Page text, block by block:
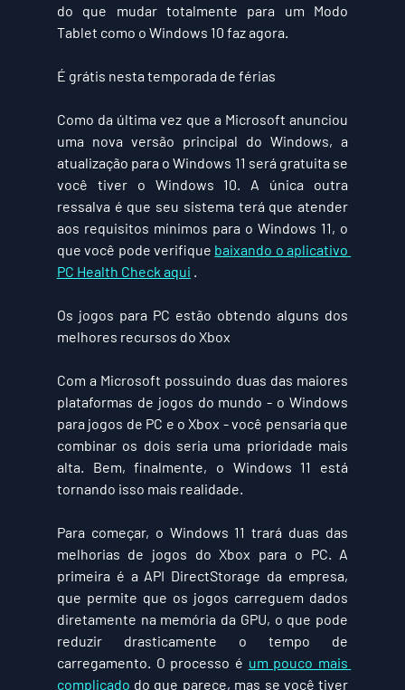
do que mudar totalmente para um Modo
Tablet como o Windows 10 faz agora.
É grátis nesta temporada de férias
Como da última vez que a Microsoft anunciou
uma nova versão principal do Windows, a
atualização para o Windows 11 será gratuita se
você tiver o Windows 10. A única outra
ressalva é que seu sistema terá que atender
aos requisitos mínimos para o Windows 11, o
que você pode verifique baixando o aplicativo
PC Health Check aqui
Os jogos para PC estão obtendo alguns dos
melhores recursos do Xbox
Com a Microsoft possuindo duas das maiores
plataformas de jogos do mundo - o Windows
para jogos de PC e o Xbox - você pensaria que
combinar os dois seria uma prioridade mais
alta. Bem, finalmente, o Windows 11 está
tornando isso mais realidade.
Para começar, o Windows 11 trará duas das
melhorias de jogos do Xbox para o PC. A
primeira é a API DirectStorage da empresa,
que permite que os jogos carreguem dados
diretamente na memória da GPU, o que pode
reduzir drasticamente o tempo de
carregamento. O processo é um pouco mais
complicado do que parece, mas se você tiver